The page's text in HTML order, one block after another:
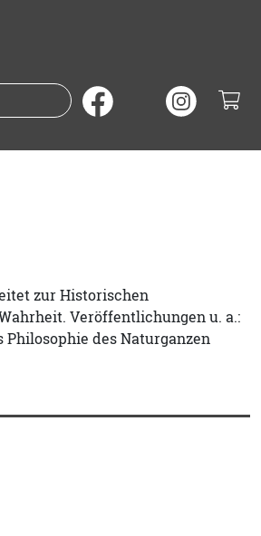
Suche nach Büchern oder
zur Historischen
Veröffentlichungen u. a.:
Philosophie des Naturganzen